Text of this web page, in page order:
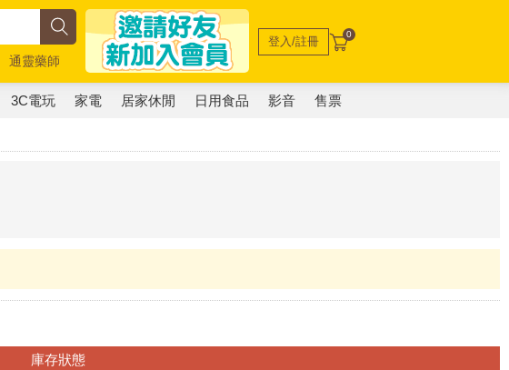
通靈藥師
登入/註冊 0
3C電玩 家電 居家休閒 日用食品 影音 售票
庫存狀態